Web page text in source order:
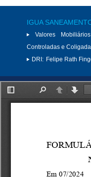
IGUA
Valores
Controladas e
DRI: Felipe Rath